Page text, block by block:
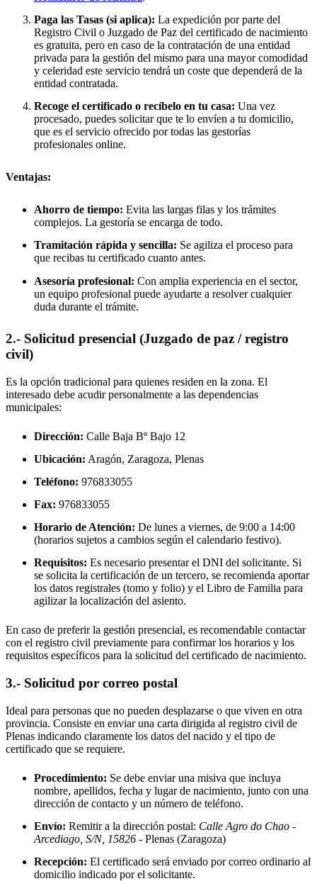
Paga las Tasas (si aplica): La expedición por parte del
Registro Civil o Juzgado de Paz del certificado de nacimiento
es gratuita, pero en caso de la contratación de una entidad
privada para la gestión del mismo para una mayor comodidad
y celeridad este servicio tendrá un coste que dependerá de la
entidad contratada.
Recoge el certificado o recíbelo en tu casa: Una vez
procesado, puedes solicitar que te lo envíen a tu domicilio,
que es el servicio ofrecido por todas las gestorías
profesionales online.
Ventajas:
Ahorro de tiempo: Evita las largas filas y los trámites
complejos. La gestoría se encarga de todo.
Tramitación rápida y sencilla: Se agiliza el proceso para
que recibas tu certificado cuanto antes.
Asesoría profesional: Con amplia experiencia en el sector,
un equipo profesional puede ayudarte a resolver cualquier
duda durante el trámite.
2.- Solicitud presencial (Juzgado de paz / registro
civil)
Es la opción tradicional para quienes residen en la zona. El
interesado debe acudir personalmente a las dependencias
municipales:
Dirección: Calle Baja Bº Bajo 12
Ubicación: Aragón, Zaragoza, Plenas
Teléfono: 976833055
Fax: 976833055
Horario de Atención: De lunes a viernes, de 9:00 a 14:00
(horarios sujetos a cambios según el calendario festivo).
Requisitos: Es necesario presentar el DNI del solicitante. Si
se solicita la certificación de un tercero, se recomienda aportar
los datos registrales (tomo y folio) y el Libro de Familia para
agilizar la localización del asiento.
En caso de preferir la gestión presencial, es recomendable contactar
con el registro civil previamente para confirmar los horarios y los
requisitos específicos para la solicitud del certificado de nacimiento.
3.- Solicitud por correo postal
Ideal para personas que no pueden desplazarse o que viven en otra
provincia. Consiste en enviar una carta dirigida al registro civil de
Plenas indicando claramente los datos del nacido y el tipo de
certificado que se requiere.
Procedimiento: Se debe enviar una misiva que incluya
nombre, apellidos, fecha y lugar de nacimiento, junto con una
dirección de contacto y un número de teléfono.
Envío: Remitir a la dirección postal: Calle Agro do Chao -
Arcediago, S/N, 15826 - Plenas (Zaragoza)
Recepción: El certificado será enviado por correo ordinario al
domicilio indicado por el solicitante.